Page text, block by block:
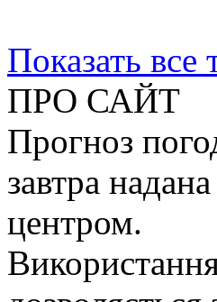
Показать все
ПРО САЙТ
Прогноз
завтра
центром.